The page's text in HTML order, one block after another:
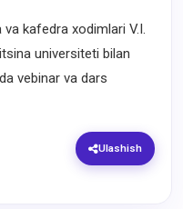
kafedra xodimlari V.I.
universiteti bilan
vebinar va dars
Ulashish